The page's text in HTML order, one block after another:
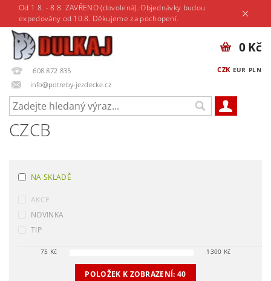
Od 1.8. - 8.8. ZAVŘENO (dovolená). Objednávky budou
expedovány od 10.8. Děkujeme za pochopení.
608 872 835
info@potreby-jezdecke.cz
CZK EUR PLN
0 Kč
CZCB
NA SKLADĚ
AKCE
NOVINKA
TIP
75 Kč 1300 Kč
POLOŽEK K ZOBRAZENÍ:40